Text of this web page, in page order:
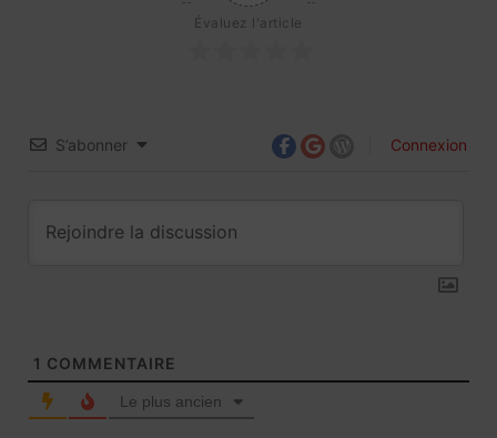
Évaluez l'article
S’abonner Connexion
1 COMMENTAIRE
Le plus ancien